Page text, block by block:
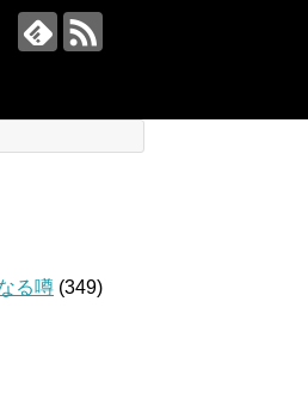
る噂 (349)